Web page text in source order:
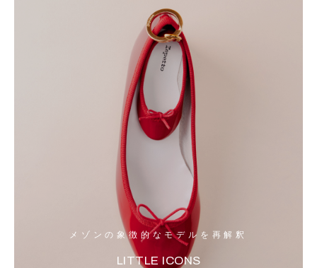
メゾンの象徴的なモデルを再解釈
LITTLE ICONS